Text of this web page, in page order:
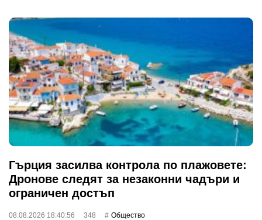
Гърция засилва контрола по плажовете:
Дронове следят за незаконни чадъри и
ограничен достъп
08.08.2026 18:40:56 348 Общество